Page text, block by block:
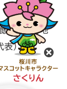
塚911番地
表）